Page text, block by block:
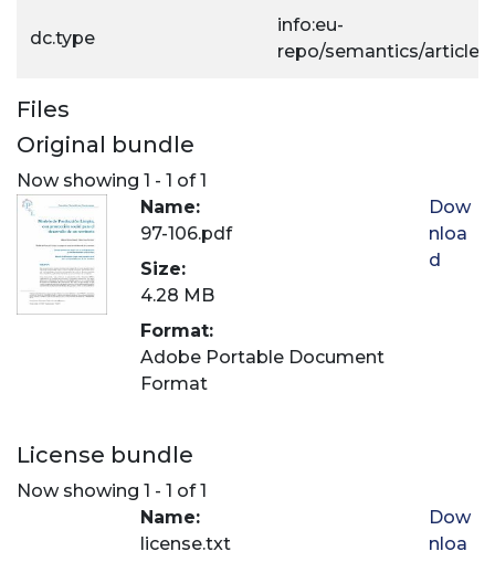
dc.type
info:eu-
repo/semantics/article
Files
Original bundle
Now showing 1 - 1 of 1
Name:
97-106.pdf
Size:
4.28 MB
Format:
Adobe Portable Document
Format
Dow
nloa
d
License bundle
Now showing 1 - 1 of 1
Name:
license.txt
Dow
nloa